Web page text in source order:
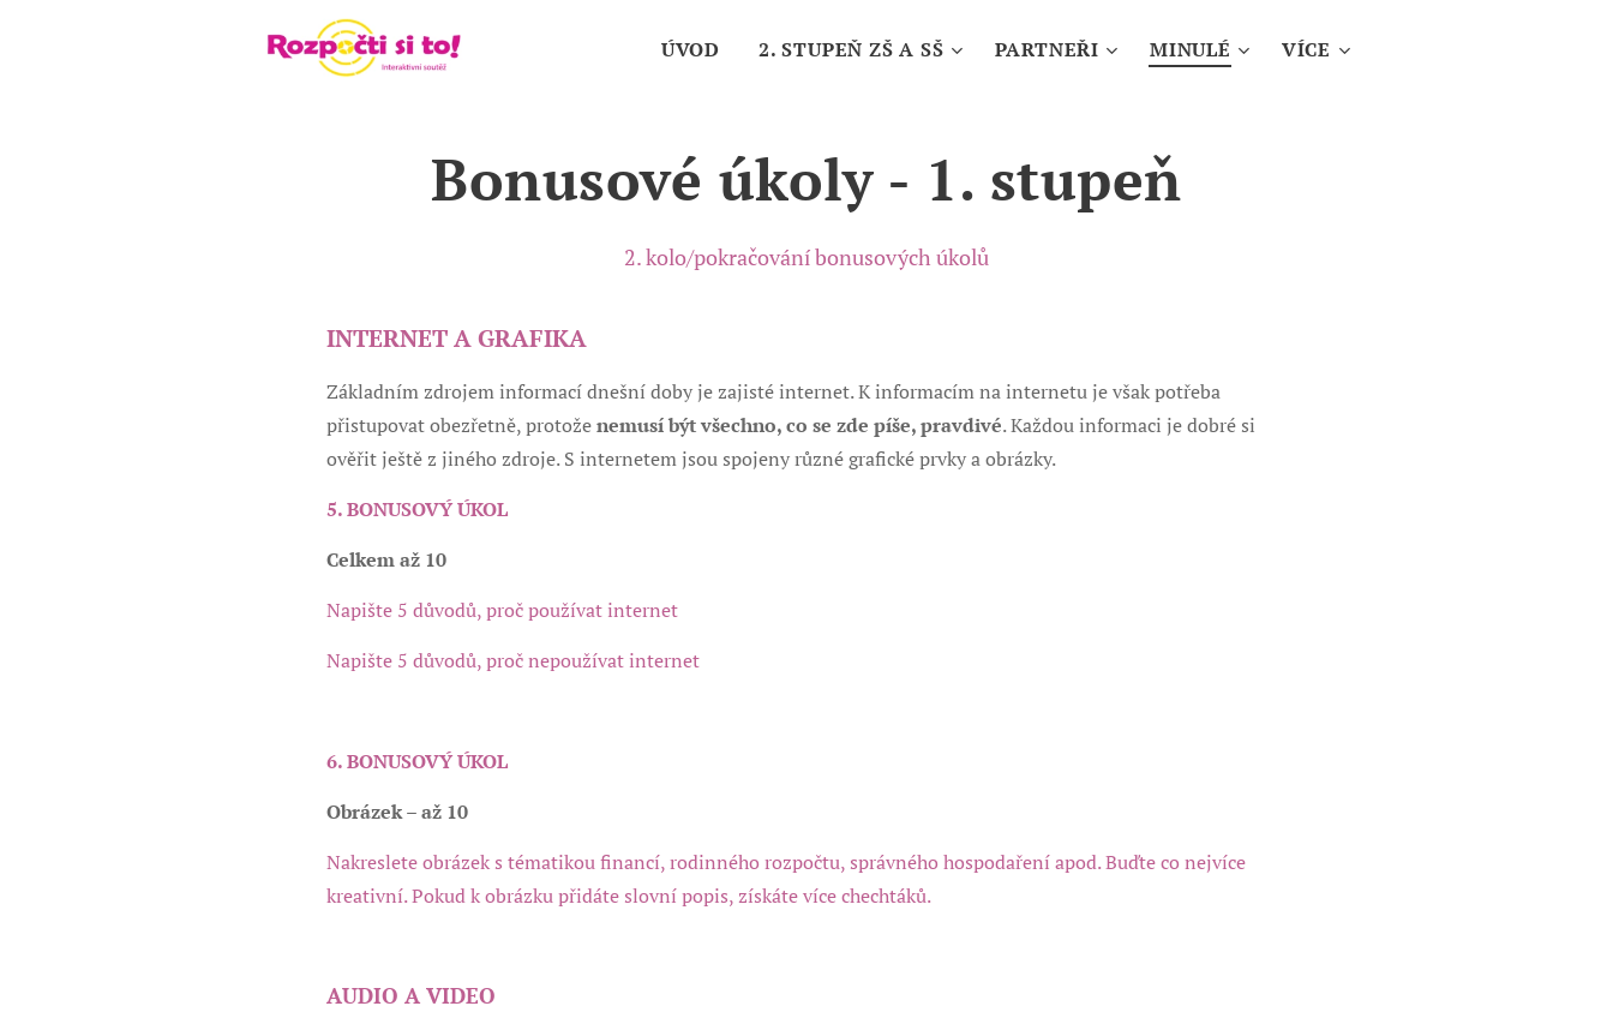
ÚVOD 2. STUPEŇ ZŠ A SŠ PARTNEŘI MINULÉ VÍCE
Bonusové úkoly - 1. stupeň
2. kolo/pokračování bonusových úkolů
INTERNET A GRAFIKA
Základním zdrojem informací dnešní doby je zajisté internet. K informacím na internetu je však potřeba
přistupovat obezřetně, protoženemusí být všechno, co se zde píše, pravdivé. Každou informaci je dobré si
ověřit ještě z jiného zdroje. S internetem jsou spojeny různé grafické prvky a obrázky.
5. BONUSOVÝ ÚKOL
Celkem až 10
Napište 5 důvodů, proč používat internet
Napište 5 důvodů, proč nepoužívat internet
6. BONUSOVÝ ÚKOL
Obrázek – až 10
Nakreslete obrázek s tématikou financí, rodinného rozpočtu, správného hospodaření apod. Buďte co nejvíce
kreativní. Pokud k obrázku přidáte slovní popis, získáte více chechtáků.
AUDIO A VIDEO